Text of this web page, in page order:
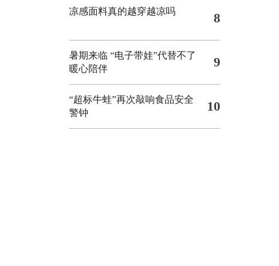
凉感面料真的越穿越凉吗 8
暑期来临 “电子带娃”代替不了
暖心陪伴
9
“超标牛蛙”再次敲响食品安全
警钟
10